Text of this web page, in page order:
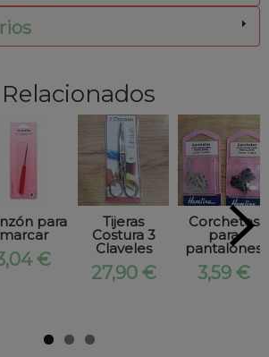
para
marcar
€
Tijeras
Costura 3
Claveles
27,90 €
Corchetes
para
pantalones
3,59 €